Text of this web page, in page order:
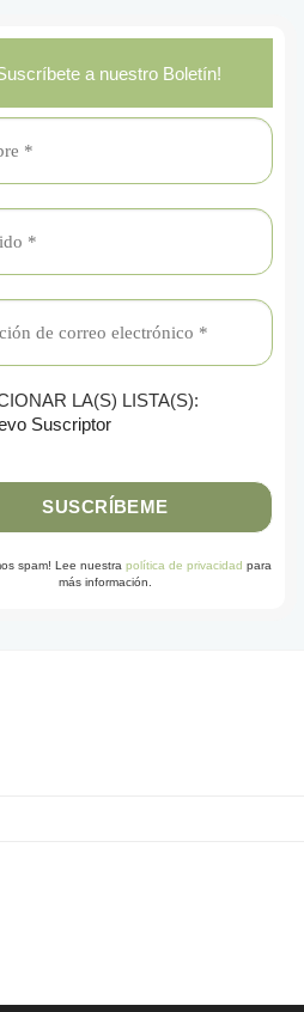
a nuestro Boletín!
LA(S) LISTA(S):
Suscriptor
spam! Lee nuestra política de privacidad para
más información.